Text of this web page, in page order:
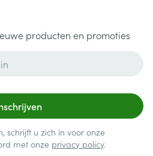
producten en promoties
schrijft u zich in voor onze
met onze privacy policy.